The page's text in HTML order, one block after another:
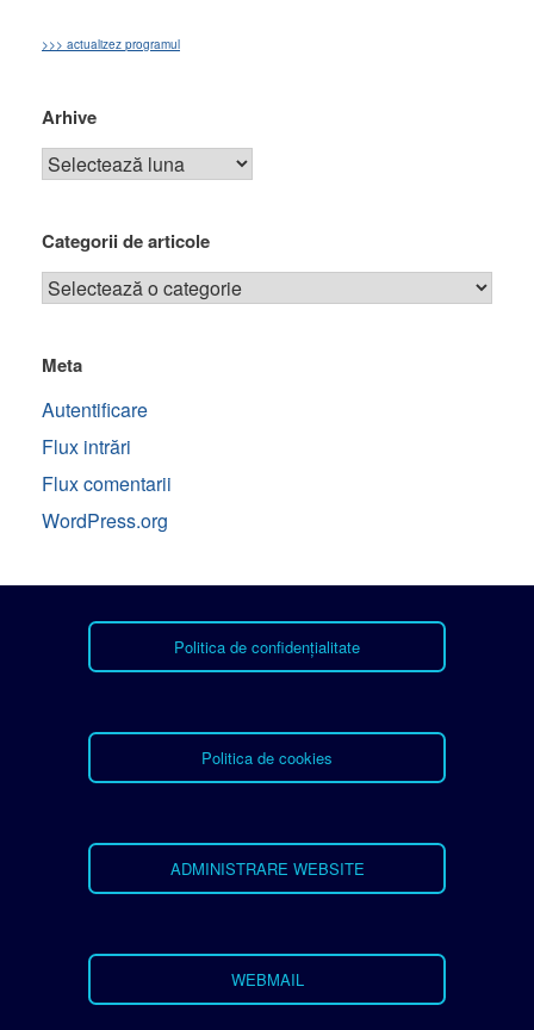
>>> actualizez programul
Arhive
Categorii de articole
Meta
Autentificare
Flux intrări
Flux comentarii
WordPress.org
Politica de confidențialitate
Politica de cookies
ADMINISTRARE WEBSITE
WEBMAIL